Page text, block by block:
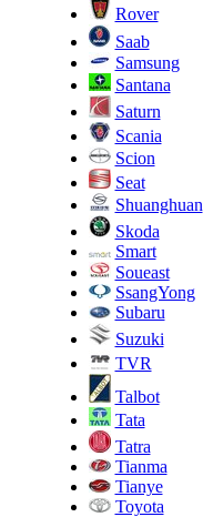
Rover
Saab
Samsung
Santana
Saturn
Scania
Scion
Seat
Shuanghuan
Skoda
Smart
Soueast
SsangYong
Subaru
Suzuki
TVR
Talbot
Tata
Tatra
Tianma
Tianye
Toyota